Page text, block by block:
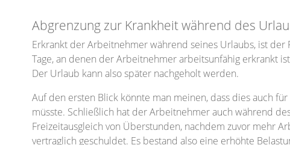
Abgrenzung zur Krankheit während des
Erkrankt der Arbeitnehmer während seines Urlaubs, ist der
Tage, an denen der Arbeitnehmer arbeitsunfähig erkrankt
Der Urlaub kann also später nachgeholt werden.
Auf den ersten Blick könnte man meinen, dass dies auch
müsste. Schließlich hat der Arbeitnehmer auch während
Freizeitausgleich von Überstunden, nachdem zuvor mehr
vertraglich geschuldet. Es bestand also eine erhöhte